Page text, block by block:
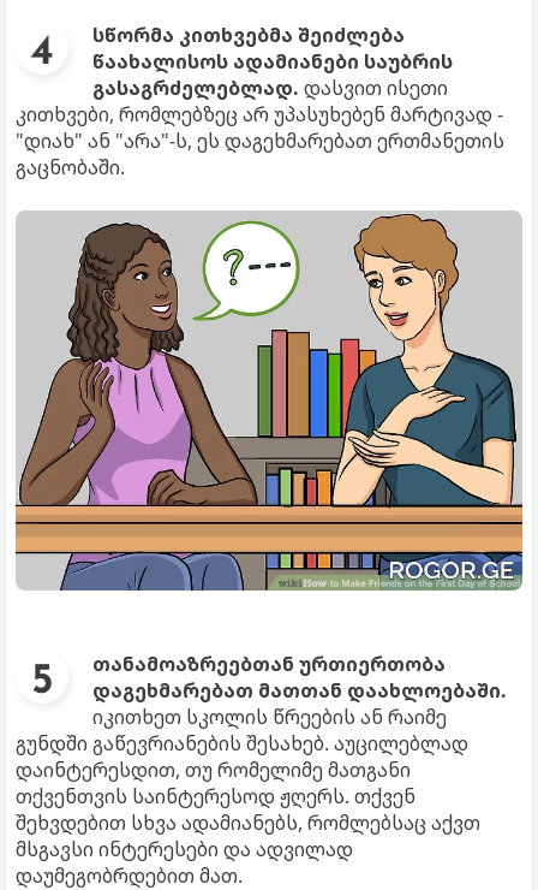
სწორმა კითხვებმა შეიძლება
წაახალისოს ადამიანები საუბრის
გასაგრძელებლად. დასვით ისეთი
კითხვები, რომლებზეც არ უპასუხებენ მარტივად -
"დიახ" ან "არა"-ს, ეს დაგეხმარებათ ერთმანეთის
გაცნობაში.
თანამოაზრეებთან ურთიერთობა
დაგეხმარებათ მათთან დაახლოებაში.
იკითხეთ სკოლის წრეების ან რაიმე
გუნდში გაწევრიანების შესახებ. აუცილებლად
დაინტერესდით, თუ რომელიმე მათგანი
თქვენთვის საინტერესოდ ჟღერს. თქვენ
შეხვდებით სხვა ადამიანებს, რომლებსაც აქვთ
მსგავსი ინტერესები და ადვილად
დაუმეგობრდებით მათ.